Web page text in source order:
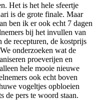
Het is het hele sfeertje
is de grote finale. Maar
ben ik er ook echt 7 dagen
bij het invullen van
recepturen, de kostprijs
onderzoeken wat de
proeverijen en
hele mooie nieuwe
ook echt boven
vogeltjes opbloeien
de pers te woord staan.